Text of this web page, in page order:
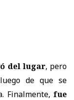
del lugar, pero
de que se
Finalmente, fue